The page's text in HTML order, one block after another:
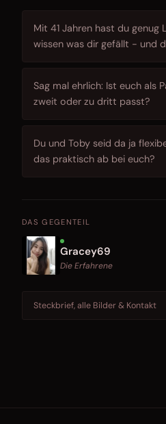
Mit 41 Jahren hast du genug
wissen was dir gefällt - und
Sag mal ehrlich: Ist euch als
zweit oder zu dritt passt?
Du und Toby seid da ja
das praktisch ab bei euch?
DAS GEGENTEIL
Gracey69
Die Erfahrene
Steckbrief, alle Bilder & Kontakt